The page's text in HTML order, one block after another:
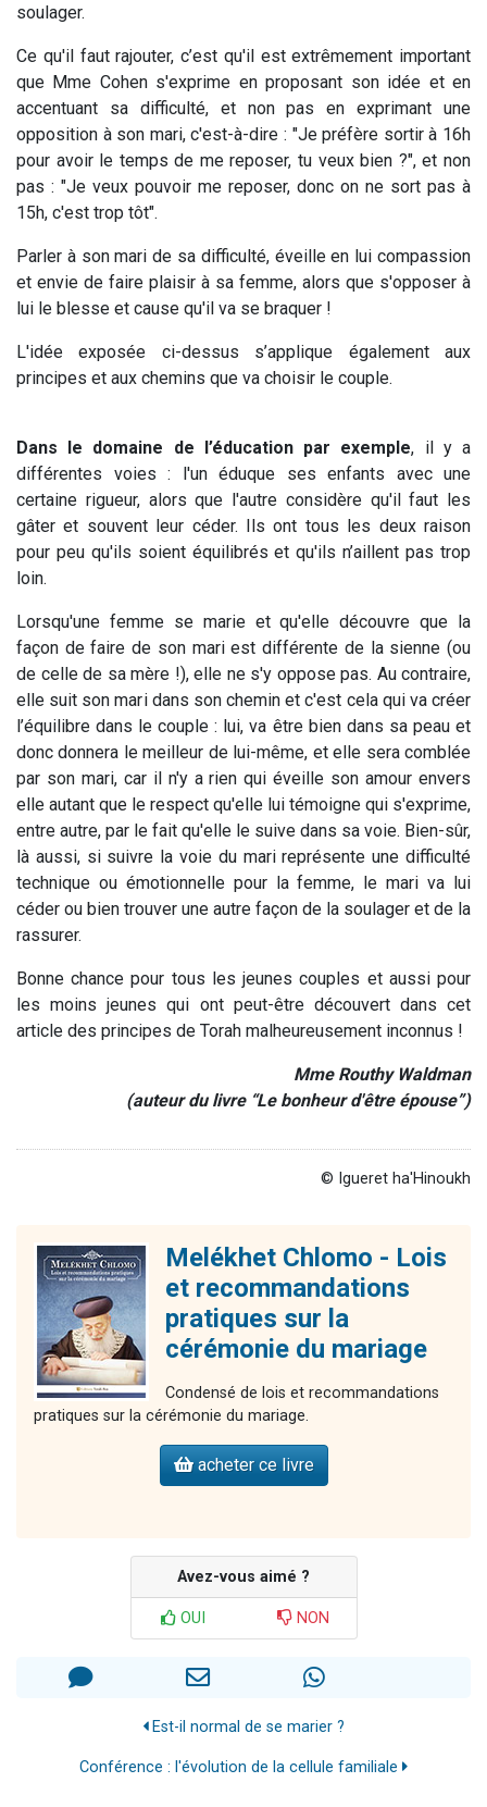
soulager.
Ce qu'il faut rajouter, c’est qu'il est extrêmement important
que Mme Cohen s'exprime en proposant son idée et en
accentuant sa difficulté, et non pas en exprimant une
opposition à son mari, c'est-à-dire : "Je préfère sortir à 16h
pour avoir le temps de me reposer, tu veux bien ?", et non
pas : "Je veux pouvoir me reposer, donc on ne sort pas à
15h, c'est trop tôt".
Parler à son mari de sa difficulté, éveille en lui compassion
et envie de faire plaisir à sa femme, alors que s'opposer à
lui le blesse et cause qu'il va se braquer !
L'idée exposée ci-dessus s’applique également aux
principes et aux chemins que va choisir le couple.
Dans le domaine de l’éducation par exemple, il y a
différentes voies : l'un éduque ses enfants avec une
certaine rigueur, alors que l'autre considère qu'il faut les
gâter et souvent leur céder. Ils ont tous les deux raison
pour peu qu'ils soient équilibrés et qu'ils n’aillent pas trop
loin.
Lorsqu'une femme se marie et qu'elle découvre que la
façon de faire de son mari est différente de la sienne (ou
de celle de sa mère !), elle ne s'y oppose pas. Au contraire,
elle suit son mari dans son chemin et c'est cela qui va créer
l’équilibre dans le couple : lui, va être bien dans sa peau et
donc donnera le meilleur de lui-même, et elle sera comblée
par son mari, car il n'y a rien qui éveille son amour envers
elle autant que le respect qu'elle lui témoigne qui s'exprime,
entre autre, par le fait qu'elle le suive dans sa voie. Bien-sûr,
là aussi, si suivre la voie du mari représente une difficulté
technique ou émotionnelle pour la femme, le mari va lui
céder ou bien trouver une autre façon de la soulager et de la
rassurer.
Bonne chance pour tous les jeunes couples et aussi pour
les moins jeunes qui ont peut-être découvert dans cet
article des principes de Torah malheureusement inconnus !
Mme Routhy Waldman
(auteur du livre“Le bonheur d'être épouse”)
© Igueret ha'Hinoukh
Melékhet Chlomo - Lois
et recommandations
pratiques sur la
cérémonie du mariage
Condensé de lois et recommandations
pratiques sur la cérémonie du mariage.
acheter ce livre
Avez-vous aimé ?
OUI NON
Est-il normal de se marier ?
Conférence : l'évolution de la cellule familiale